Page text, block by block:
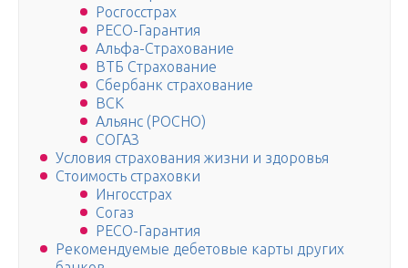
Росгосстрах
РЕСО-Гарантия
Альфа-Страхование
ВТБ Страхование
Сбербанк страхование
ВСК
Альянс (РОСНО)
СОГАЗ
Условия страхования жизни и здоровья
Стоимость страховки
Ингосстрах
Согаз
РЕСО-Гарантия
Рекомендуемые дебетовые карты других